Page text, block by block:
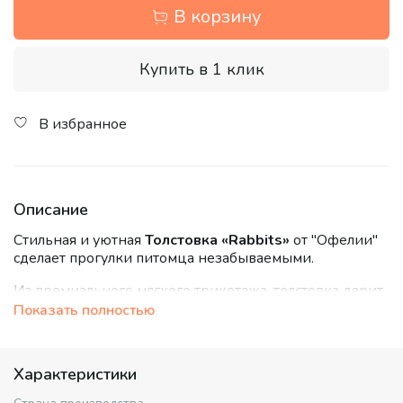
В корзину
Купить в 1 клик
В избранное
Описание
Стильная и уютная Толстовка «Rabbits» от "Офелии"
сделает прогулки питомца незабываемыми.
Из премиального мягкого трикотажа, толстовка дарит
исключительный комфорт. Дышащий, приятный к
Нежный розовый цвет и принт с кроликами создают
милый образ. Эластичная ткань не сковывает
Показать полностью
Характеристики